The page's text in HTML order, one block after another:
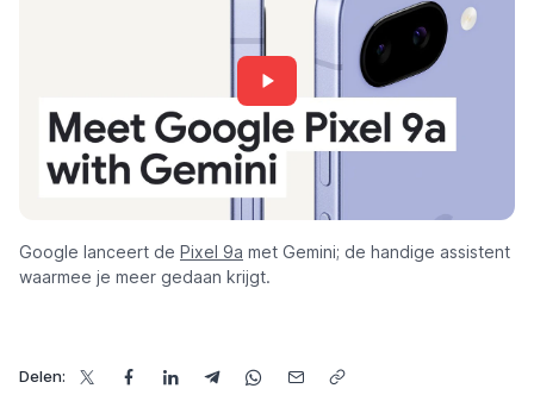
Google lanceert de Pixel 9a met Gemini; de handige assistent
waarmee je meer gedaan krijgt.
Delen: